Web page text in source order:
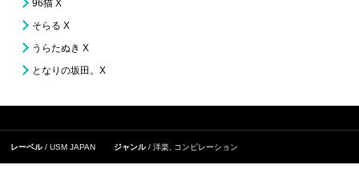
96猫 X
そらる X
うらたぬき X
となりの坂田。X
レーベル USM JAPAN ジャンル 洋楽, コンピレーション